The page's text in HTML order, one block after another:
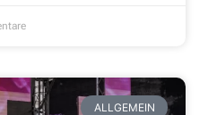
ALLGEMEIN